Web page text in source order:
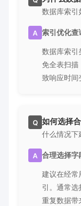
数据库索引
A 索引优化查
数据库索引
免全表扫描
致响应时间
Q 如何选择
什么情况下
A 合理选择字
建议在经常
引。通常
重复数据带